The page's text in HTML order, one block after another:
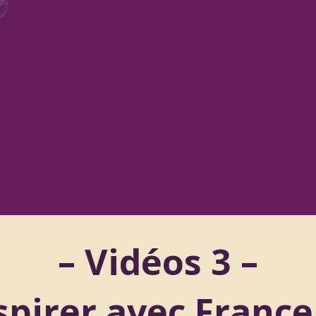
– Vidéos 3 –